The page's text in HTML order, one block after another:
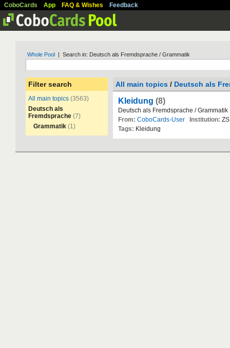
CoboCards App FAQ & Wishes Feedback
Whole Pool | Search in: Deutsch als Fremdsprache / Grammatik
Filter search
All main topics (3563)
Deutsch als
Fremdsprache (7)
Grammatik (1)
All main topics / Deutsch als
Kleidung (8)
Deutsch als Fremdsprache /Grammatik
From: CoboCards-User Institution: ZS
Tags: Kleidung